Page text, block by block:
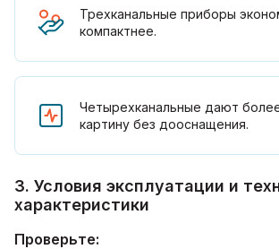
Трехканальные приборы
компактнее.
Четырехканальные дают
картину без дооснащения.
3. Условия эксплуатации и
характеристики
Проверьте: